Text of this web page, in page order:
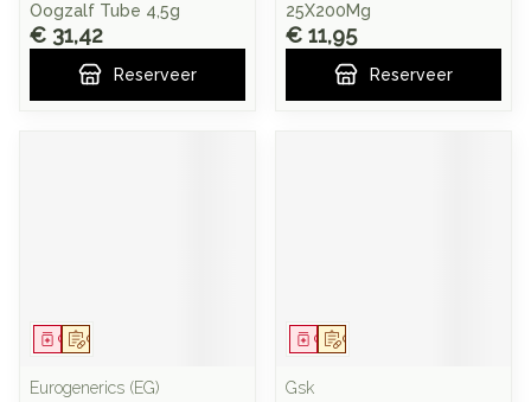
Oogzalf Tube 4,5g
€ 31,42
Reserveer
25X200Mg
€ 11,95
Reserveer
Op voorschrift
Geneesmiddel
Eurogenerics (EG)
Op voorschrift
Geneesmiddel
Gsk